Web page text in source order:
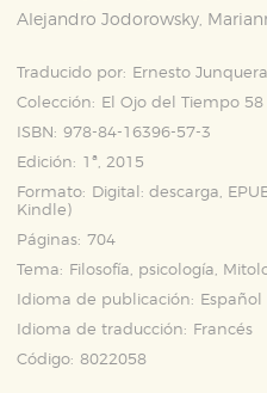
Alejandro Jodorowsky,
Traducido por:
Ernesto Junquera
Colección:
El Ojo del Tiempo 58
ISBN: 978-84-16396-57-3
Edición: 1ª, 2015
Formato:
Digital: descarga,
Kindle )
Páginas: 704
Tema:
Filosofía, psicología,
Idioma de publicación:
Español
Idioma de traducción:
Francés
Código: 8022058